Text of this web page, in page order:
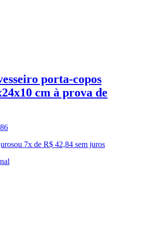
porta-copos
cm à prova de
86
ou 7x de R$ 42,84 sem juros